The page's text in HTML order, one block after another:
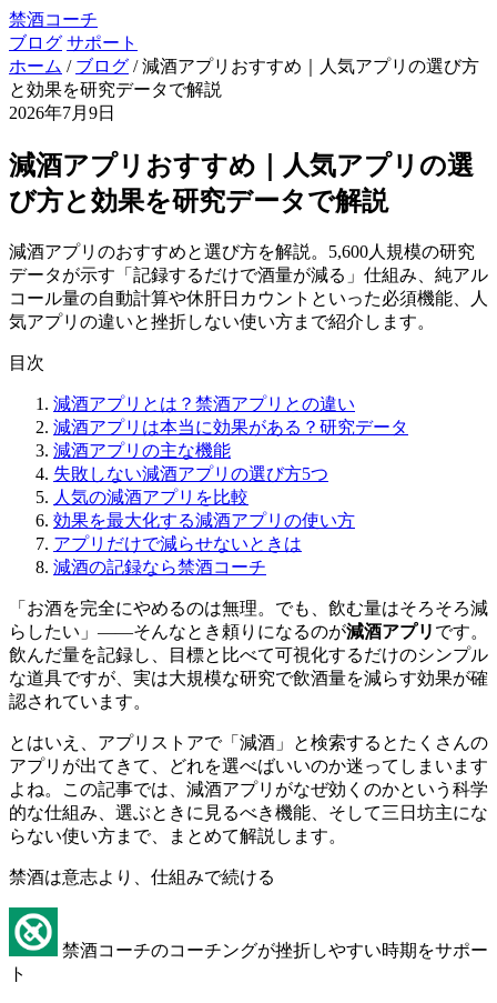
禁酒コーチ
ブログ サポート
ホーム / ブログ / 減酒アプリおすすめ｜人気アプリの選び方
と効果を研究データで解説
2026年7月9日
減酒アプリおすすめ｜人気アプリの選
び方と効果を研究データで解説
減酒アプリのおすすめと選び方を解説。5,600人規模の研究
データが示す「記録するだけで酒量が減る」仕組み、純アル
コール量の自動計算や休肝日カウントといった必須機能、人
気アプリの違いと挫折しない使い方まで紹介します。
目次
減酒アプリとは？禁酒アプリとの違い
減酒アプリは本当に効果がある？研究データ
減酒アプリの主な機能
失敗しない減酒アプリの選び方5つ
人気の減酒アプリを比較
効果を最大化する減酒アプリの使い方
アプリだけで減らせないときは
減酒の記録なら禁酒コーチ
「お酒を完全にやめるのは無理。でも、飲む量はそろそろ減
らしたい」——そんなとき頼りになるのが減酒アプリ です。
飲んだ量を記録し、目標と比べて可視化するだけのシンプル
な道具ですが、実は大規模な研究で飲酒量を減らす効果が確
認されています。
とはいえ、アプリストアで「減酒」と検索するとたくさんの
アプリが出てきて、どれを選べばいいのか迷ってしまいます
よね。この記事では、減酒アプリがなぜ効くのかという科学
的な仕組み、選ぶときに見るべき機能、そして三日坊主にな
らない使い方まで、まとめて解説します。
禁酒は意志より、仕組みで続ける
禁酒コーチのコーチングが挫折しやすい時期をサポー
ト